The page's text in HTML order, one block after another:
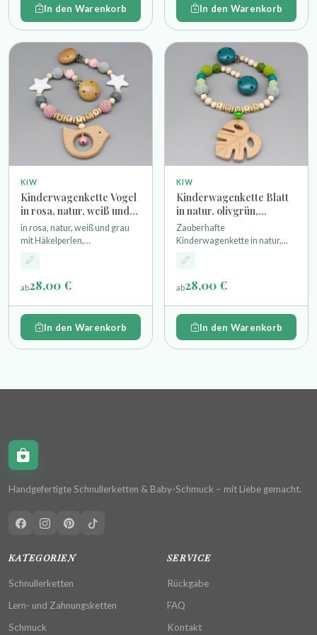
In den Warenkorb In den Warenkorb
KIW
Kinderwagenkette Vogel
in rosa, natur, weiß und
grau
in rosa, natur, weiß und grau
mit Häkelperlen,
Hexagonperlen, Silikonsternen
als Motivperlen einem
Glöckchen und einem Vogel-
Anhänger aus Holz
ab28,00 €
In den Warenkorb
KIW
Kinderwagenkette Blatt
in natur, olivgrün,
lindgrün, mint und petrol
Zauberhafte
Kinderwagenkette in natur,
olivgrün, lindgrün, mint und
petrol mit Häkelperlen und
Hexagonperlen als
Motivperlen einem
Glöckchenen und einem Blatt-
Anhänger aus Holz
ab28,00 €
In den Warenkorb
Handgefertigte Schnullerketten & Baby-Schmuck – mit Liebe gemacht.
KATEGORIEN
Schnullerketten
Lern- und Zahnungsketten
Schmuck
SERVICE
Rückgabe
FAQ
Kontakt